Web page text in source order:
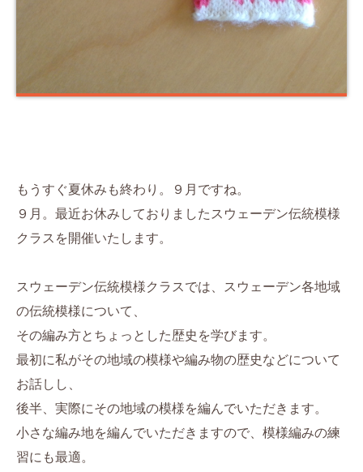
もうすぐ夏休みも終わり。９月ですね。
９月。最近お休みしておりましたスウェーデン伝統模様
クラスを開催いたします。
スウェーデン伝統模様クラスでは、スウェーデン各地域
の伝統模様について、
その編み方とちょっとした歴史を学びます。
最初に私がその地域の模様や編み物の歴史などについて
お話しし、
後半、実際にその地域の模様を編んでいただきます。
小さな編み地を編んでいただきますので、模様編みの練
習にも最適。